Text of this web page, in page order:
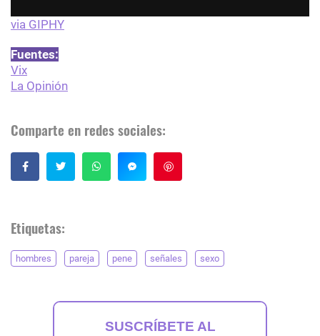
via GIPHY
Fuentes:
Vix
La Opinión
Comparte en redes sociales:
Etiquetas:
hombres pareja pene señales sexo
SUSCRÍBETE AL